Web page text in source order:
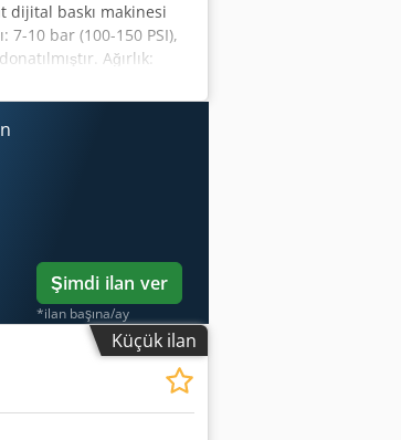
dijital baskı makinesi
7-10 bar (100-150 PSI),
Ağırlık:
mümkündür, randevu
Şimdi ilan ver
*ilan başına/ay
Küçük ilan